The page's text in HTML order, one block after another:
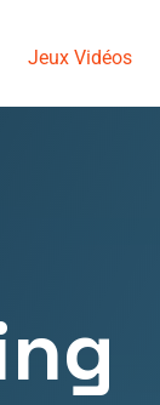
Jeux Vidéos